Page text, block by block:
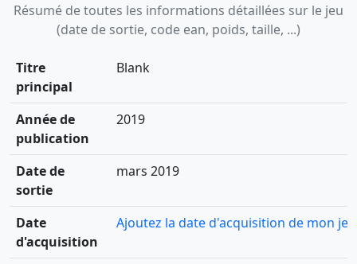
Résumé de toutes les informations détaillées sur le jeu
(date de sortie, code ean, poids, taille, ...)
Titre
principal
Blank
Année de
publication
2019
Date de
sortie
mars 2019
Date
d'acquisition
Ajoutez la date d'acquisition de mon jeu